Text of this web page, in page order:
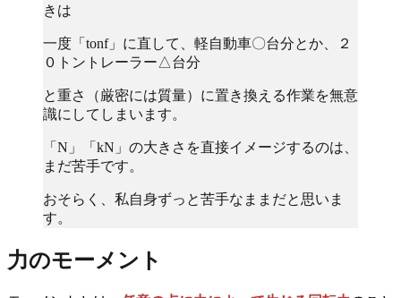
きは
一度「tonf」に直して、軽自動車〇台分とか、２
０トントレーラー△台分
と重さ（厳密には質量）に置き換える作業を無意
識にしてしまいます。
「N」「kN」の大きさを直接イメージするのは、
まだ苦手です。
おそらく、私自身ずっと苦手なままだと思いま
す。
力のモーメント